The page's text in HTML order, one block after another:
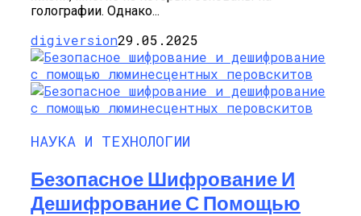
голографии. Однако...
digiversion29.05.2025
НАУКА И ТЕХНОЛОГИИ
Безопасное Шифрование И
Дешифрование С Помощью